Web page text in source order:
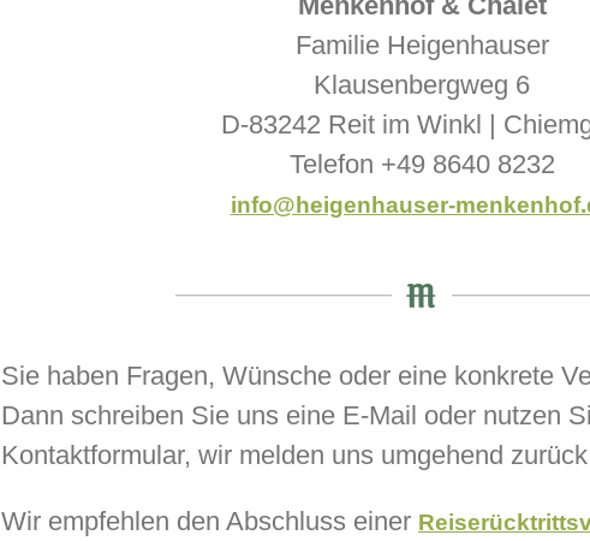
Familie Heigenhauser
Klausenbergweg 6
D-83242 Reit im Winkl |
Telefon +49 8640 8232
info@heigenhauser-
Sie haben Fragen, Wünsche oder eine konkrete
Dann schreiben Sie uns eine E-Mail oder nutzen
Kontaktformular, wir melden uns umgehend
Wir empfehlen den Abschluss einer